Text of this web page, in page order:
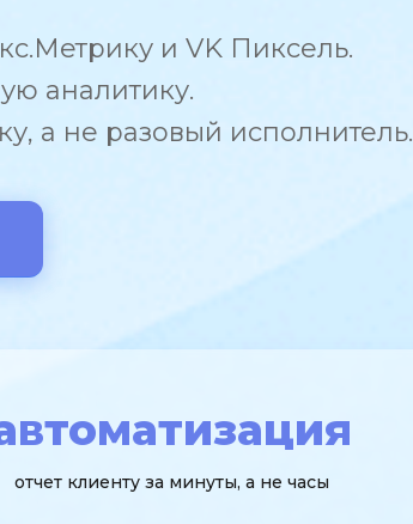
и VK Пиксель.
аналитику.
а не разовый исполнитель.
отчет клиенту за минуты, а не часы